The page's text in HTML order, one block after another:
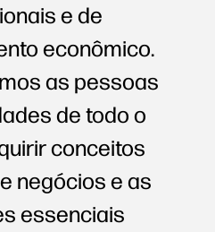
e de
econômico.
as pessoas
de todo o
conceitos
negócios e as
essenciais